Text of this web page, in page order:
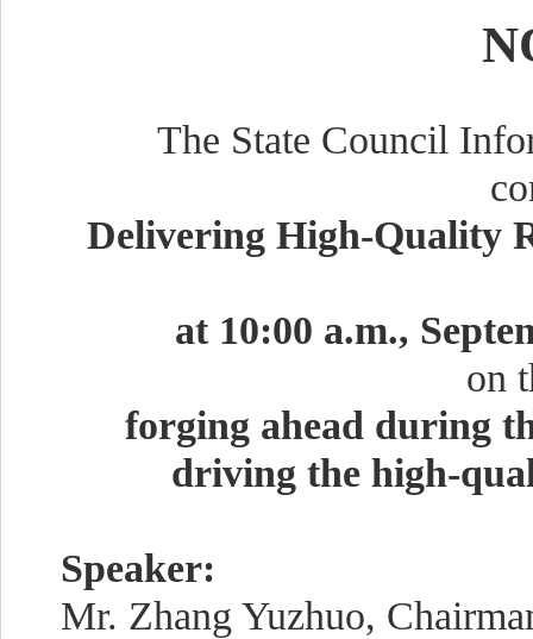
The State Council
Delivering High-Quality
at 10:00 a.m.,
on
forging ahead during
driving the high-
Speaker:
Mr. Zhang Yuzhuo,